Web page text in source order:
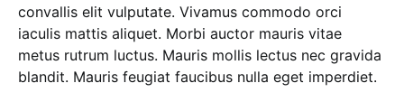
convallis elit vulputate. Vivamus commodo orci
iaculis mattis aliquet. Morbi auctor mauris vitae
metus rutrum luctus. Mauris mollis lectus nec gravida
blandit. Mauris feugiat faucibus nulla eget imperdiet.